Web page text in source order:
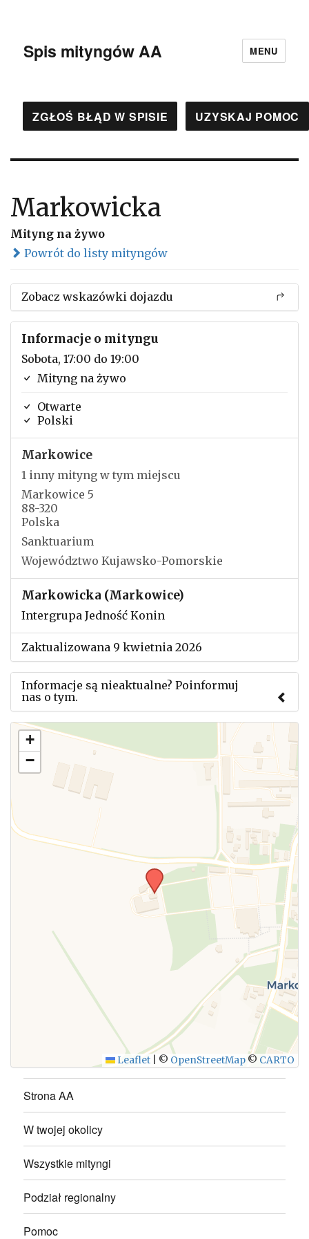
Spis mityngów AA MENU
ZGŁOŚ BŁĄD W SPISIE UZYSKAJ POMOC
Markowicka
Mityng na żywo
Powrót do listy mityngów
Zobacz wskazówki dojazdu
Informacje o mityngu
Sobota, 17:00 do 19:00
Mityng na żywo
Otwarte
Polski
Markowice
1 inny mityng w tym miejscu
Markowice 5
88-320
Polska
Sanktuarium
Województwo Kujawsko-Pomorskie
Markowicka (Markowice)
Intergrupa Jedność Konin
Zaktualizowana 9 kwietnia 2026
Informacje są nieaktualne? Poinformuj
nas o tym.
Użyj tego formularza aby przesłać informację o
zmianach w powyższym mityngu.
+
−
Leaflet © OpenStreetMap © CARTO
Strona AA
W twojej okolicy
Wszystkie mityngi
Podział regionalny
Pomoc